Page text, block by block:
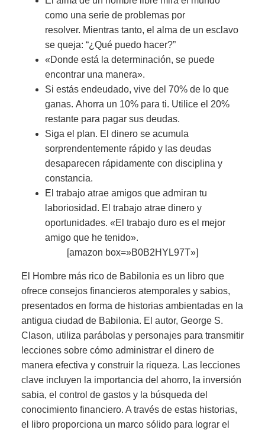
como una serie de problemas por
resolver. Mientras tanto, el alma de un esclavo
se queja: “¿Qué puedo hacer?”
«Donde está la determinación, se puede
encontrar una manera».
Si estás endeudado, vive del 70% de lo que
ganas. Ahorra un 10% para ti. Utilice el 20%
restante para pagar sus deudas.
Siga el plan. El dinero se acumula
sorprendentemente rápido y las deudas
desaparecen rápidamente con disciplina y
constancia.
El trabajo atrae amigos que admiran tu
laboriosidad. El trabajo atrae dinero y
oportunidades. «El trabajo duro es el mejor
amigo que he tenido».
[amazon box=»B0B2HYL97T»]
El Hombre más rico de Babilonia es un libro que
ofrece consejos financieros atemporales y sabios,
presentados en forma de historias ambientadas en la
antigua ciudad de Babilonia. El autor, George S.
Clason, utiliza parábolas y personajes para transmitir
lecciones sobre cómo administrar el dinero de
manera efectiva y construir la riqueza. Las lecciones
clave incluyen la importancia del ahorro, la inversión
sabia, el control de gastos y la búsqueda del
conocimiento financiero. A través de estas historias,
el libro proporciona un marco sólido para lograr el